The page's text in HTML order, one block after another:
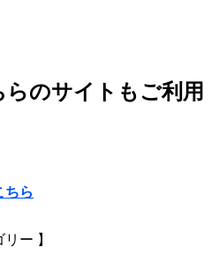
のサイトもご利用
ちら
ー 】